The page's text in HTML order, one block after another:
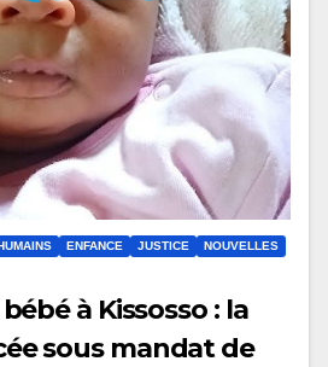
ENFANCE JUSTICE
NOUVELLES
à Kissosso : la
sous mandat de